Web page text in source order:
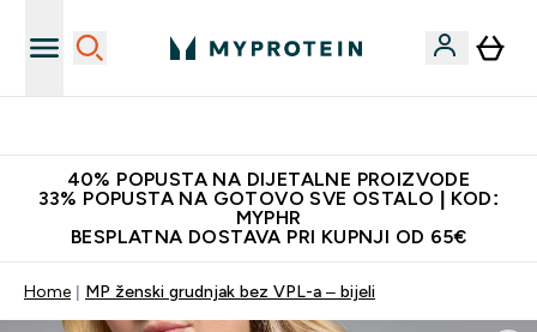
40% POPUSTA NA DIJETALNE PROIZVODE
33% POPUSTA NA GOTOVO SVE OSTALO | KOD:
MYPHR
BESPLATNA DOSTAVA PRI KUPNJI OD 65€
Home MP ženski grudnjak bez VPL-a – bijeli